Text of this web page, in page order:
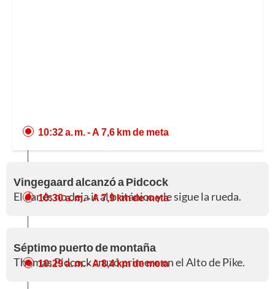
10:32 a. m.- A 7,6 km de meta
Vingegaard alcanzó a Pidcock
El danés no deja ir al británico y le sigue la rueda.
10:30 a. m.- A 7,9 km de meta
Séptimo puerto de montaña
Thomas Pidcock cruzó primero en el Alto de Pike.
10:29 a. m.- A 8,4 km de meta